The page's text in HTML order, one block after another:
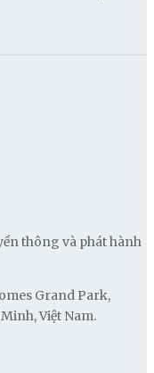
thông và phát hành
Grand Park,
Việt Nam.